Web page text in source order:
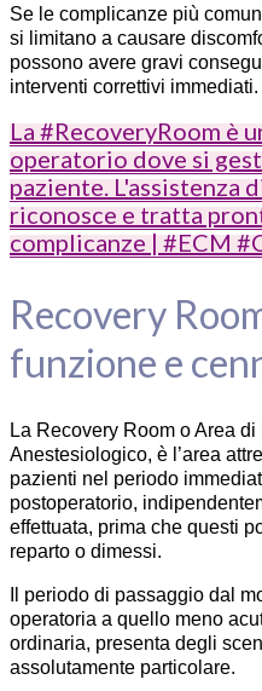
Se le complicanze più
si limitano a causare
possono avere gravi
interventi correttivi immediati.
La #RecoveryRoom è
operatorio dove si
paziente. L'assistenza
riconosce e tratta
complicanze | #ECM
Recovery
funzione e
La Recovery Room o Area
Anestesiologico, è l’area
pazienti nel periodo
postoperatorio,
effettuata, prima che questi
reparto o dimessi.
Il periodo di passaggio dal
operatoria a quello meno
ordinaria, presenta degli
assolutamente particolare.